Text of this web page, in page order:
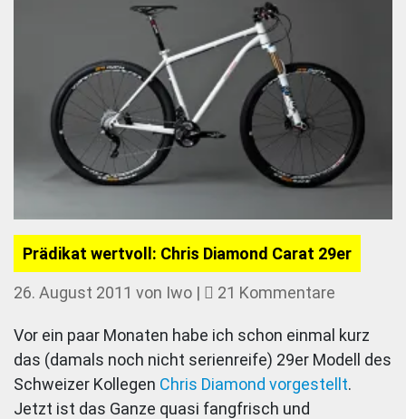
Prädikat wertvoll: Chris Diamond Carat 29er
26. August 2011 von Iwo | 21 Kommentare
wertvoll:
Chris
Diamond
Vor ein paar Monaten habe ich schon einmal kurz
das (damals noch nicht serienreife) 29er Modell des
Schweizer Kollegen Chris Diamond vorgestellt.
Jetzt ist das Ganze quasi fangfrisch und